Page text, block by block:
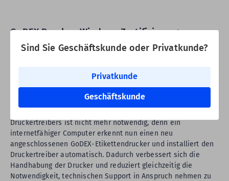
Sind Sie Geschäftskunde oder Privatkunde?
Privatkunde
Geschäftskunde
GoDEX Drucker: Windows Zertifizierung
Mit Fokus auf Kompatibilität und Benutzerfreundlichkeit hat
Etikettendrucker sind Windows zertifiziert!
Produktentwicklung ermöglicht eine noch
zuverlässigere Bedienbarkeitder GoDEX Desktop- und
Druckertreibers ist nicht mehr notwendig, denn ein
internetfähiger Computer erkennt nun einen neu
angeschlossenen GoDEX-Etikettendrucker und installiert den
Druckertreiber automatisch. Dadurch verbessert sich die
Handhabung der Drucker und reduziert gleichzeitig die
Notwendigkeit, technischen Support in Anspruch nehmen zu